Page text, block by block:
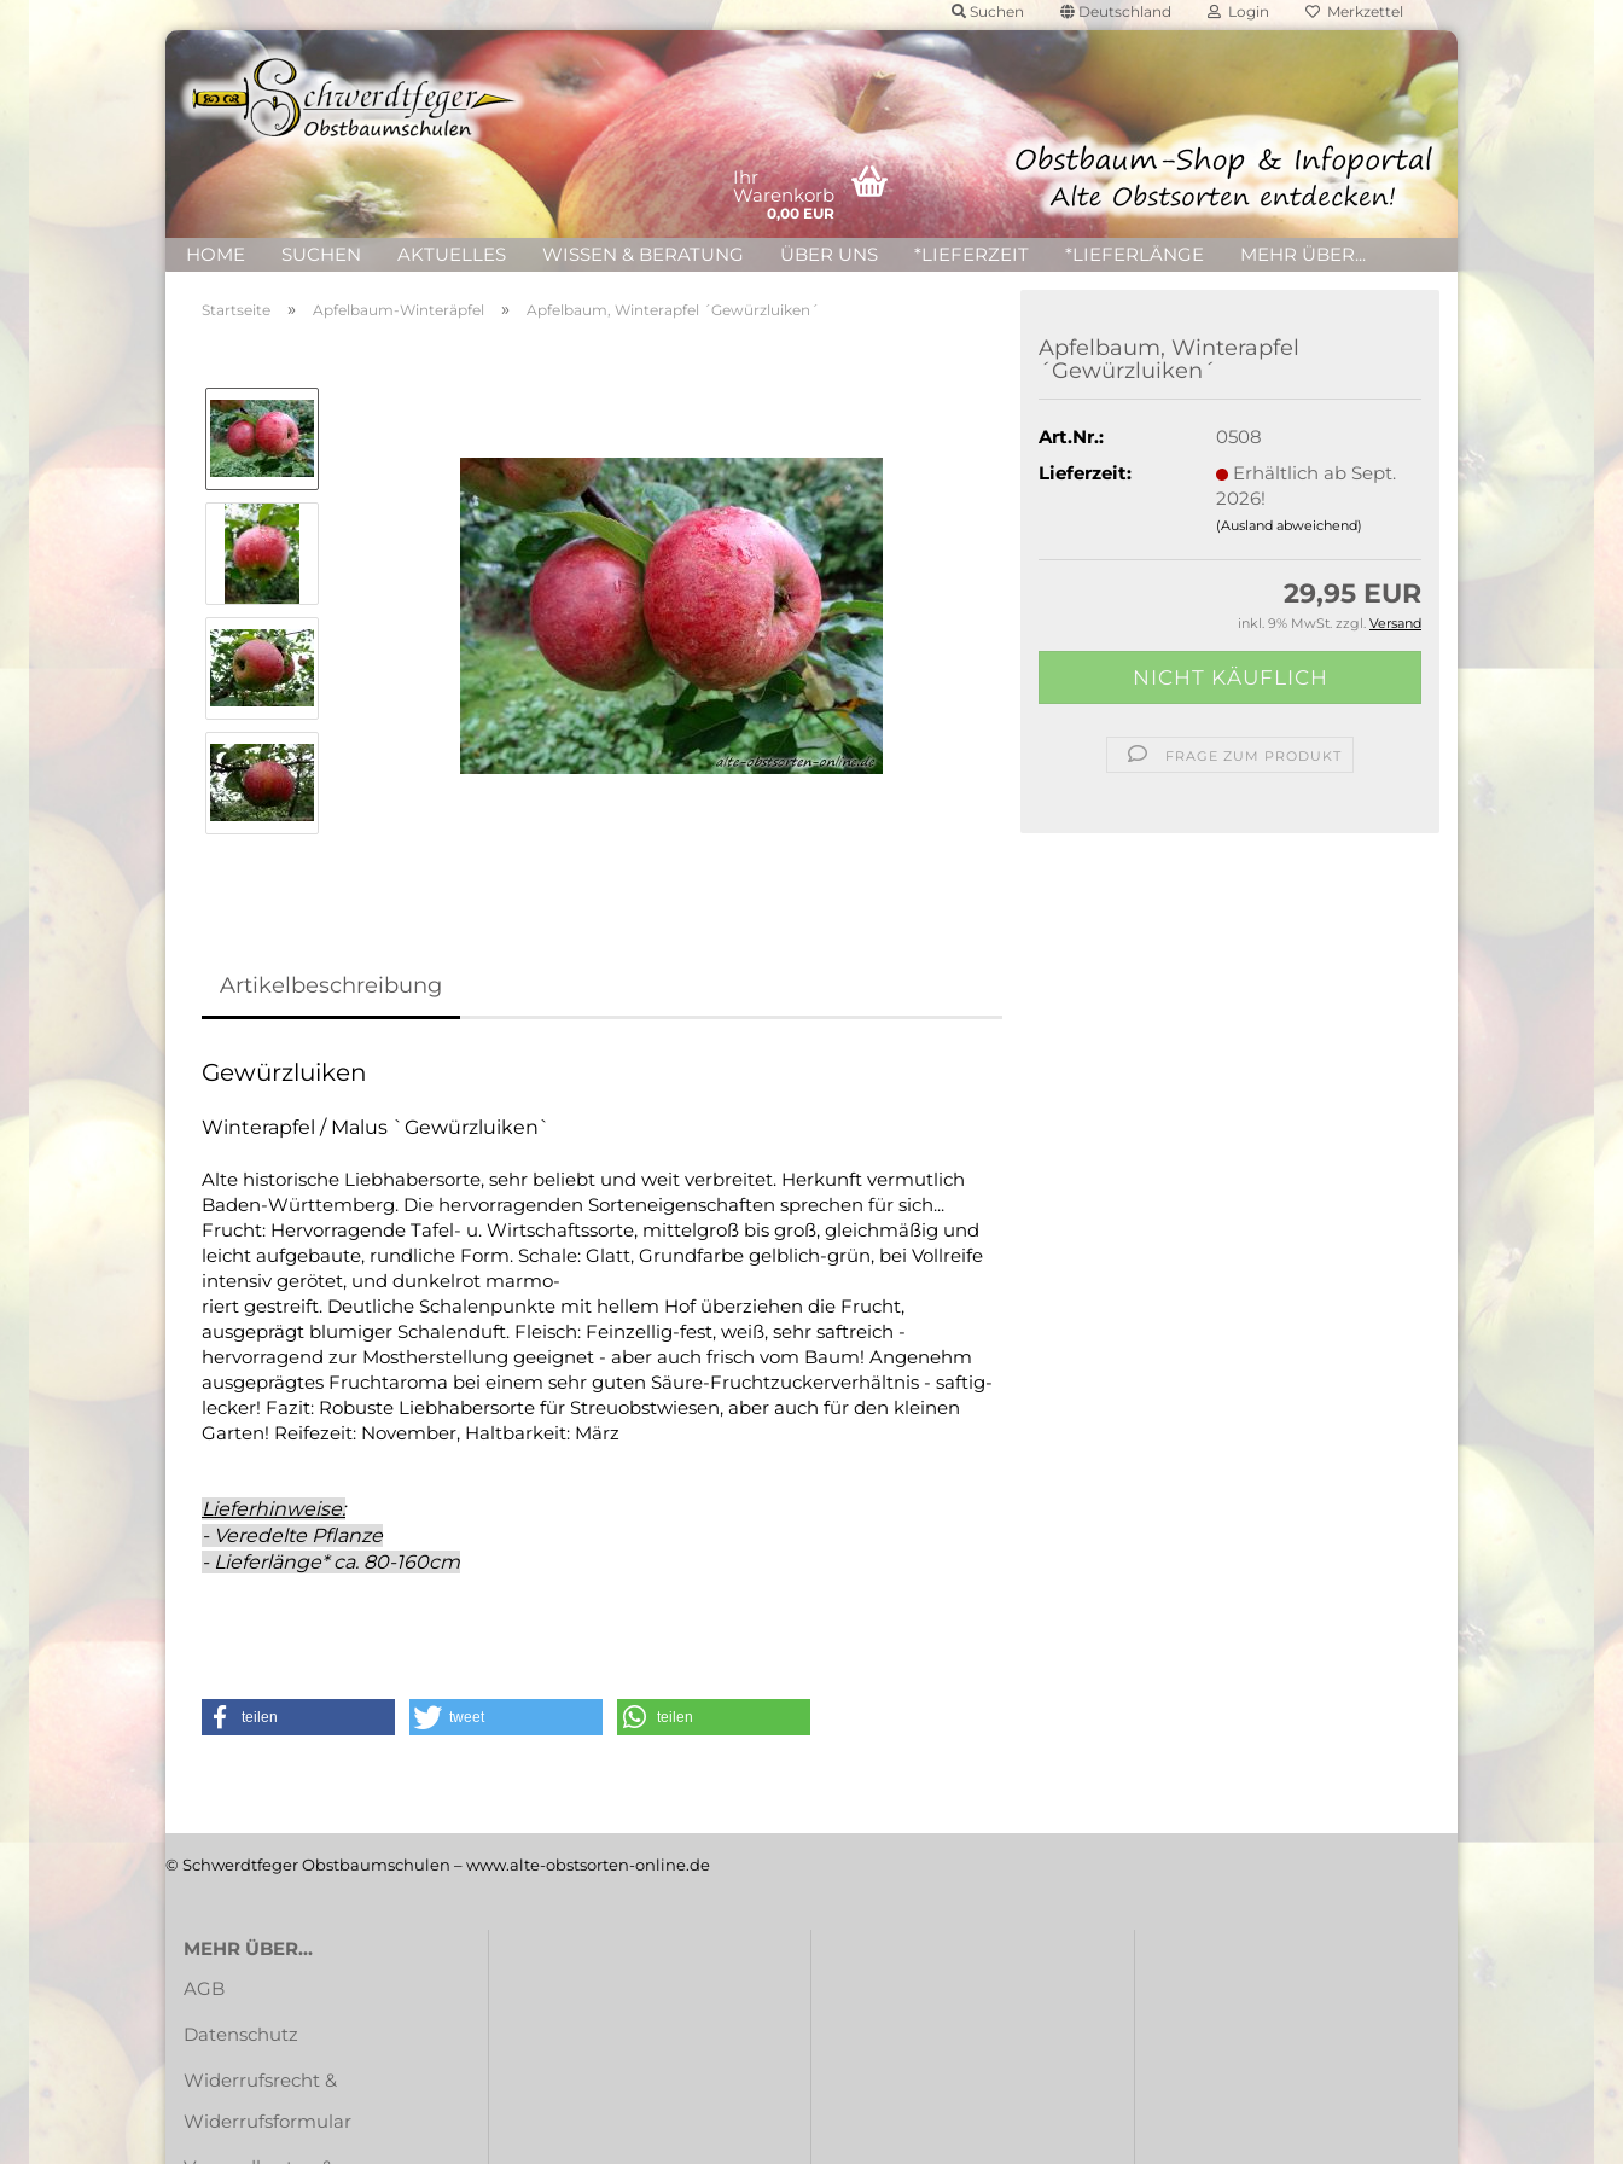
Suchen Deutschland Login Merkzettel
Ihr
Warenkorb
0,00 EUR
HOME SUCHEN AKTUELLES WISSEN & BERATUNG ÜBER UNS *LIEFERZEIT *LIEFERLÄNGE MEHR ÜBER...
Startseite » Apfelbaum-Winteräpfel » Apfelbaum, Winterapfel ´Gewürzluiken´
Apfelbaum, Winterapfel
´Gewürzluiken´
Art.Nr.:
0508
Lieferzeit:
Erhältlich ab Sept.
2026!
(Ausland abweichend)
29,95 EUR
inkl. 9% MwSt. zzgl. Versand
FRAGE ZUM PRODUKT
Artikelbeschreibung
Gewürzluiken
Winterapfel / Malus `Gewürzluiken`
Alte historische Liebhabersorte, sehr beliebt und weit verbreitet. Herkunft vermutlich
Baden-Württemberg. Die hervorragenden Sorteneigenschaften sprechen für sich...
Frucht: Hervorragende Tafel- u. Wirtschaftssorte, mittelgroß bis groß, gleichmäßig und
leicht aufgebaute, rundliche Form. Schale: Glatt, Grundfarbe gelblich-grün, bei Vollreife
intensiv gerötet, und dunkelrot marmo-
riert gestreift. Deutliche Schalenpunkte mit hellem Hof überziehen die Frucht,
ausgeprägt blumiger Schalenduft. Fleisch: Feinzellig-fest, weiß, sehr saftreich -
hervorragend zur Mostherstellung geeignet - aber auch frisch vom Baum! Angenehm
ausgeprägtes Fruchtaroma bei einem sehr guten Säure-Fruchtzuckerverhältnis - saftig-
lecker! Fazit: Robuste Liebhabersorte für Streuobstwiesen, aber auch für den kleinen
Garten! Reifezeit: November, Haltbarkeit: März
Lieferhinweise:
- Veredelte Pflanze
- Lieferlänge* ca. 80-160cm
teilen tweet teilen
© Schwerdtfeger Obstbaumschulen – www.alte-obstsorten-online.de
MEHR ÜBER...
AGB
Datenschutz
Widerrufsrecht &
Widerrufsformular